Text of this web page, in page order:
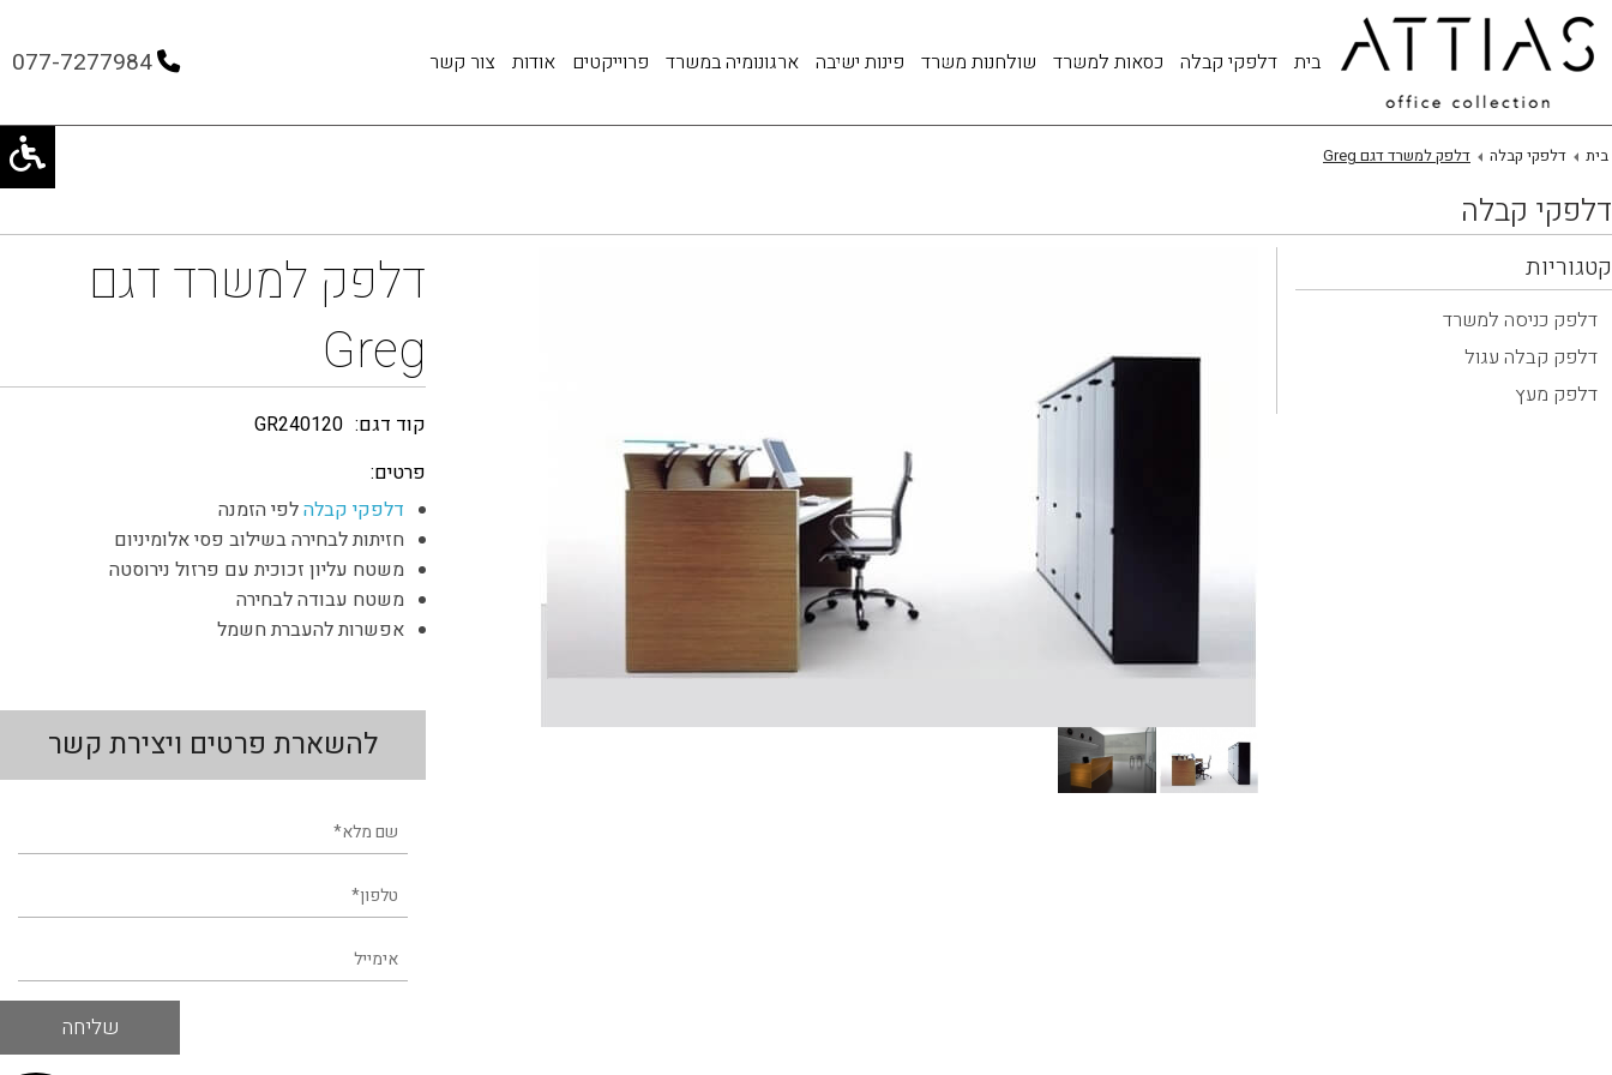
בית דלפקי קבלה כסאות למשרד שולחנות משרד פינות ישיבה ארגונומיה במשרד פרוייקטים אודות צור קשר 077-7277984
בית דלפקי קבלה דלפק למשרד דגם Greg
דלפקי קבלה
קטגוריות
דלפק כניסה למשרד
דלפק קבלה עגול
דלפק מעץ
דלפק למשרד דגם
Greg
קוד דגם: GR240120
פרטים:
דלפקי קבלהלפי הזמנה
חזיתות לבחירה בשילוב פסי אלומיניום
משטח עליון זכוכית עם פרזול נירוסטה
משטח עבודה לבחירה
אפשרות להעברת חשמל
להשארת פרטים ויצירת קשר